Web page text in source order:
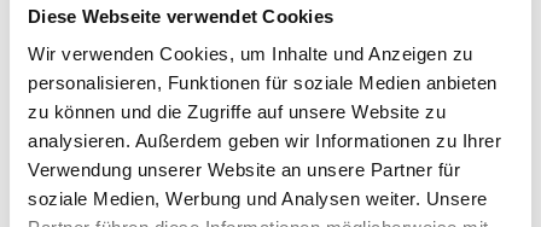
Diese Webseite verwendet Cookies
Wir verwenden Cookies, um Inhalte und Anzeigen zu
personalisieren, Funktionen für soziale Medien anbieten
zu können und die Zugriffe auf unsere Website zu
analysieren. Außerdem geben wir Informationen zu Ihrer
Verwendung unserer Website an unsere Partner für
soziale Medien, Werbung und Analysen weiter. Unsere
Schnittstelle, Konnektivität und Sensoren
Automatische Erkennung der Tasse
Antikalkfilter der Marke Brita
Leererkennung Bohnenkaffee